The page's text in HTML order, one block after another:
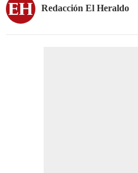
Redacción El Heraldo